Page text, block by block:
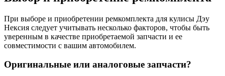
При выборе и приобретении ремкомплекта для кулисы Дэу
Нексия следует учитывать несколько факторов, чтобы быть
уверенным в качестве приобретаемой запчасти и ее
совместимости с вашим автомобилем.
Оригинальные или аналоговые запчасти?